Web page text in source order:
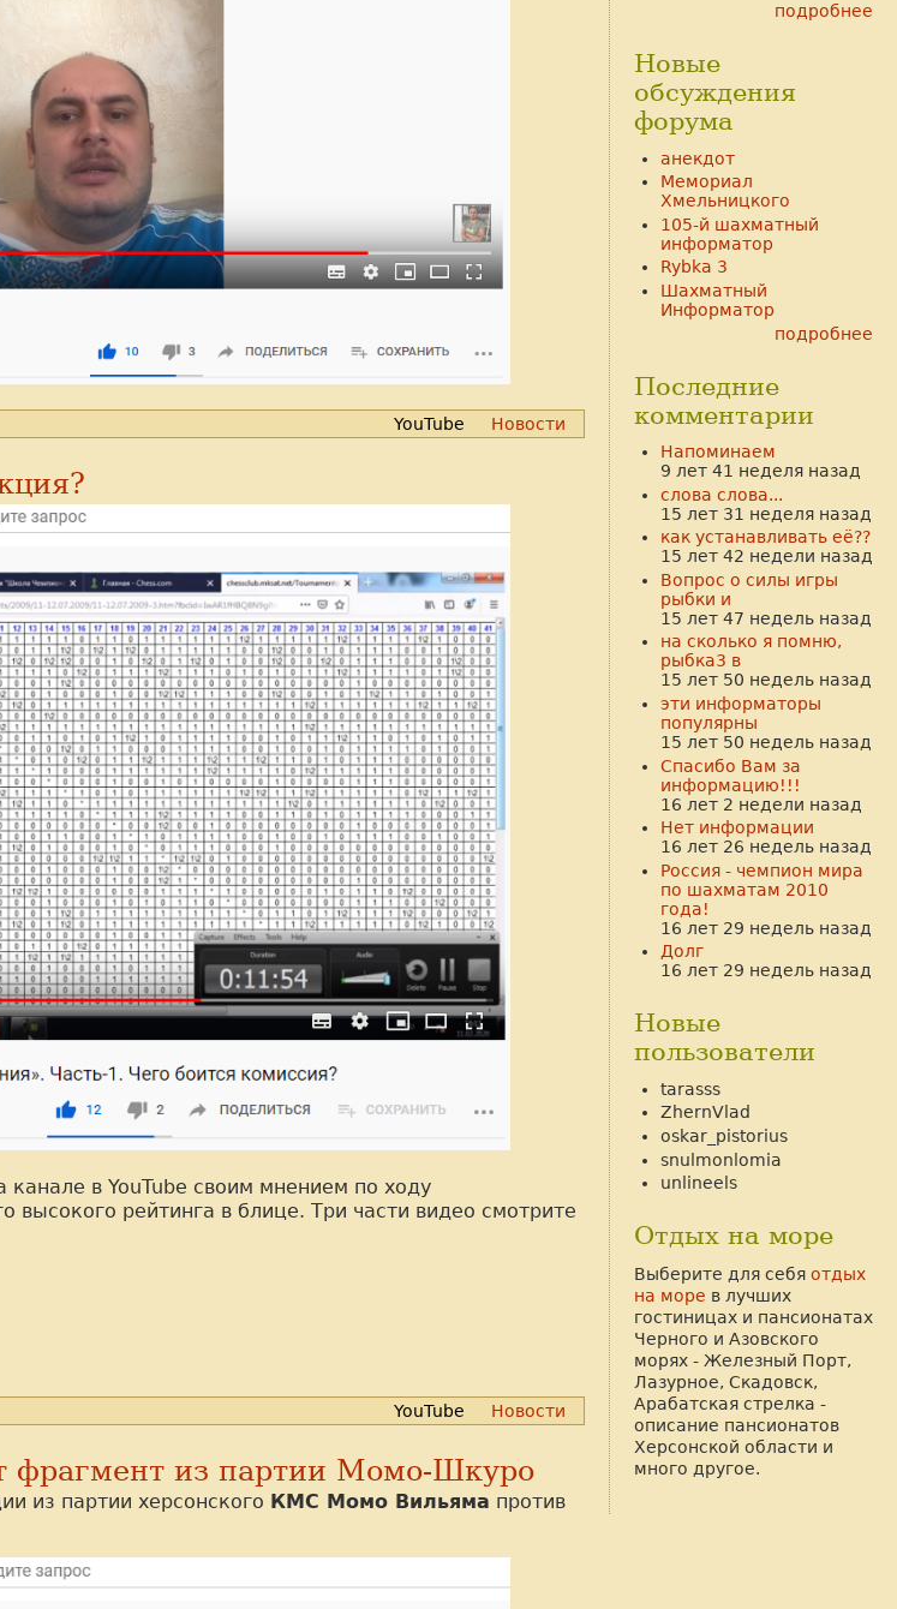
YouTube Новости
канале в YouTube своим мнением по ходу
высокого рейтинга в блице. Три части видео смотрите
YouTube Новости
фрагмент из партии Момо-Шкуро
из партии херсонского КМС Момо Вильяма против
подробнее
Новые
обсуждения
форума
анекдот
Мемориал
Хмельницкого
105-й шахматный
информатор
Rybka 3
Шахматный
Информатор
подробнее
Последние
комментарии
Напоминаем
9 лет 41 неделя назад
слова слова...
15 лет 31 неделя назад
как устанавливать её??
15 лет 42 недели назад
Вопрос о силы игры
рыбки и
15 лет 47 недель назад
на сколько я помню,
рыбка3 в
15 лет 50 недель назад
эти информаторы
популярны
15 лет 50 недель назад
Спасибо Вам за
информацию!!!
16 лет 2 недели назад
Нет информации
16 лет 26 недель назад
Россия - чемпион мира
по шахматам 2010
года!
16 лет 29 недель назад
Долг
16 лет 29 недель назад
Новые
пользователи
tarasss
ZhernVlad
oskar_pistorius
snulmonlomia
unlineels
Отдых на море
Выберите для себя отдых
на море в лучших
гостиницах и пансионатах
Черного и Азовского
морях - Железный Порт,
Лазурное, Скадовск,
Арабатская стрелка -
описание пансионатов
Херсонской области и
много другое.